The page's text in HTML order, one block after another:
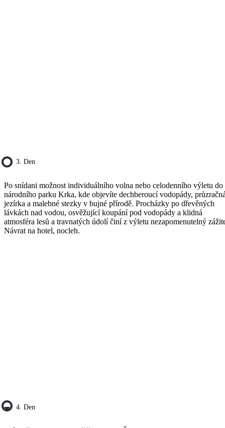
3. Den
Po snídani možnost individuálního volna nebo celodenního výletu do
národního parku Krka, kde objevíte dechberoucí vodopády,
jezírka a malebné stezky v bujné přírodě. Procházky po dřevěných
lávkách nad vodou, osvěžující koupání pod vodopády a klidná
atmosféra lesů a travnatých údolí činí z výletu nezapomenutelný
Návrat na hotel, nocleh.
4. Den